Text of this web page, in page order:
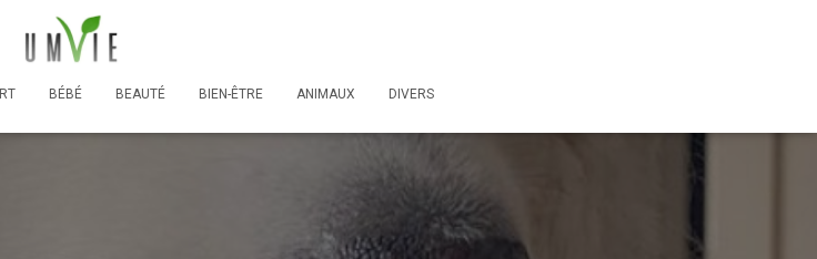
BÉBÉ BEAUTÉ BIEN-ÊTRE ANIMAUX DIVERS